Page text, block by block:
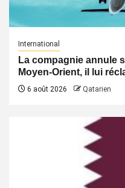
International
La compagnie annule
Moyen-Orient, il lui
6 août 2026 Qatarien